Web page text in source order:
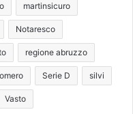
martinsicuro
Notaresco
regione abruzzo
Serie D silvi
Vasto